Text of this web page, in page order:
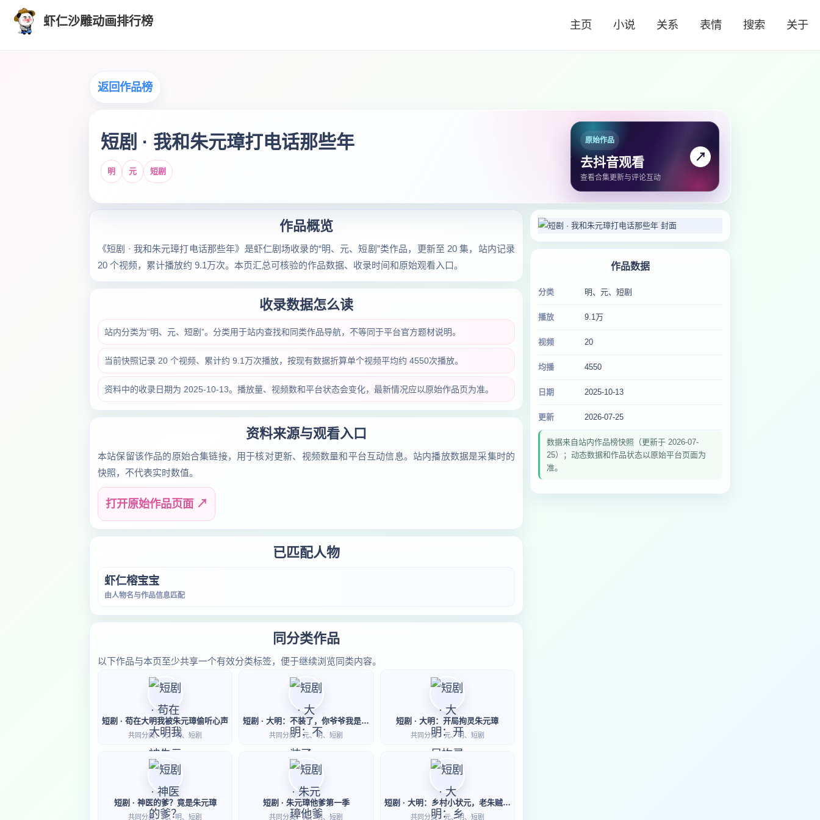
虾仁沙雕动画排行榜 主页 小说 关系 表情 搜索 关于
返回作品榜
短剧 · 我和朱元璋打电话那些年
明 元 短剧
原始作品
去抖音观看
查看合集更新与评论互动
↗
作品概览
《短剧 · 我和朱元璋打电话那些年》是虾仁剧场收录的“明、元、短剧”类作品，更新至 20 集，站内记录
20 个视频，累计播放约 9.1万次。本页汇总可核验的作品数据、收录时间和原始观看入口。
收录数据怎么读
站内分类为“明、元、短剧”。分类用于站内查找和同类作品导航，不等同于平台官方题材说明。
当前快照记录 20 个视频、累计约 9.1万次播放，按现有数据折算单个视频平均约 4550次播放。
资料中的收录日期为 2025-10-13。播放量、视频数和平台状态会变化，最新情况应以原始作品页为准。
资料来源与观看入口
本站保留该作品的原始合集链接，用于核对更新、视频数量和平台互动信息。站内播放数据是采集时的
快照，不代表实时数值。
打开原始作品页面 ↗
已匹配人物
虾仁榕宝宝
由人物名与作品信息匹配
同分类作品
以下作品与本页至少共享一个有效分类标签，便于继续浏览同类内容。
短剧 · 苟在大明我被朱元璋偷听心声
共同分类：元、明、短剧
短剧 · 大明：不装了，你爷爷我是朱元璋第二季
共同分类：元、明、短剧
短剧 · 大明：开局拘灵朱元璋
共同分类：元、明、短剧
短剧 · 神医的爹？竟是朱元璋
共同分类：元、明、短剧
短剧 · 朱元璋他爹第一季
共同分类：元、明、短剧
短剧 · 大明：乡村小状元，老朱贼稀罕我
共同分类：元、明、短剧
作品数据
分类 明、元、短剧
播放 9.1万
视频 20
均播 4550
日期 2025-10-13
更新 2026-07-25
数据来自站内作品榜快照（更新于 2026-07-
25）；动态数据和作品状态以原始平台页面为
准。